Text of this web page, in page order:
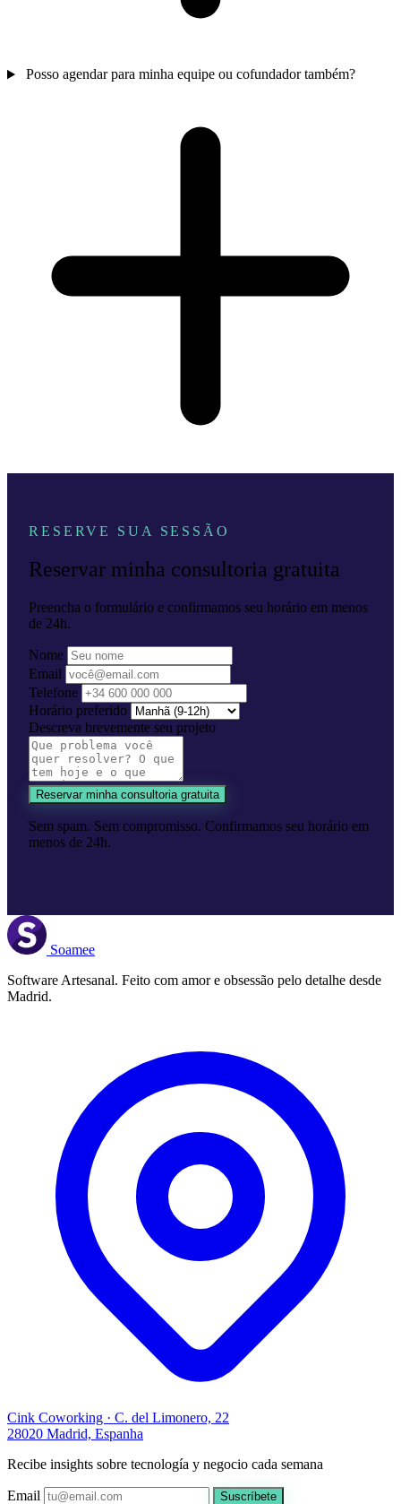
Posso agendar para minha equipe ou cofundador também?
RESERVE SUA SESSÃO
Reservar minha consultoria gratuita
Preencha o formulário e confirmamos seu horário em menos
de 24h.
Nome
Email
Telefone
Horário preferido
Descreva brevemente seu projeto
Reservar minha consultoria gratuita
Sem spam. Sem compromisso. Confirmamos seu horário em
menos de 24h.
Soamee
Software Artesanal. Feito com amor e obsessão pelo detalhe desde
Madrid.
Cink Coworking · C. del Limonero, 22
28020 Madrid, Espanha
Recibe insights sobre tecnología y negocio cada semana
Email Suscríbete